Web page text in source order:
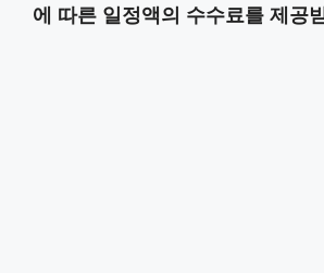
에 따른 일정액의 수수료를 제공